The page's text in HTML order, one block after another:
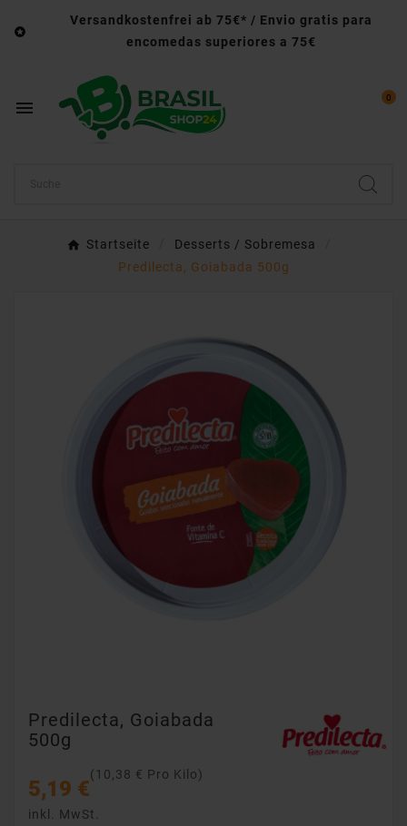

Versandkostenfrei ab 75€* / Envio gratis para
encomedas superiores a 75€
 0
Startseite
Desserts / Sobremesa
Predilecta, Goiabada 500g
Predilecta, Goiabada
500g
5,19 €
(10,38 € Pro Kilo)
inkl. MwSt.